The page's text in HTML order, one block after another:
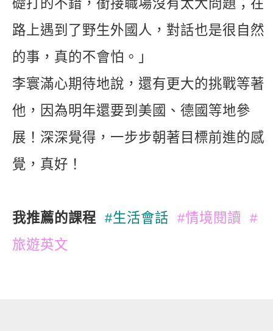
礎打的不錯，銜接職場沒有太大問題；在
路上遇到了野生外國人，對話也是很自然
的事，真的不會怕。」
李寰滿心期待地說，還有更大的挑戰等著
他，因為明年還要到美國、德國等地參
展！深深覺得，一步步朝著目標前進的感
覺，真好！
我推薦的課程#生活會話 #情境閱讀
#
旅遊英文